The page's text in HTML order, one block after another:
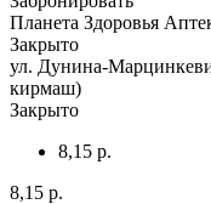
Планета Здоровья
Закрыто
ул. Дунина-
кирмаш)
Закрыто
8,15 р.
8,15 р.